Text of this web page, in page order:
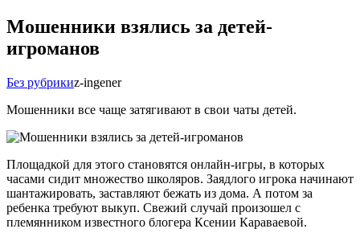
Мошенники взялись за детей-
игроманов
Без рубрикиz-ingener
Мошенники все чаще затягивают в свои чаты детей.
Площадкой для этого становятся онлайн-игры, в которых
часами сидит множество школяров. Заядлого игрока начинают
шантажировать, заставляют бежать из дома. А потом за
ребенка требуют выкуп. Свежий случай произошел с
племянником известного блогера Ксении Караваевой.